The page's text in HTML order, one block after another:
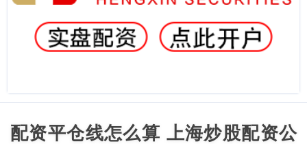
配资平仓线怎么算 上海炒股配资公